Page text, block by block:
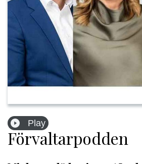
Play
Förvaltarpodden